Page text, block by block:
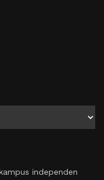
independen